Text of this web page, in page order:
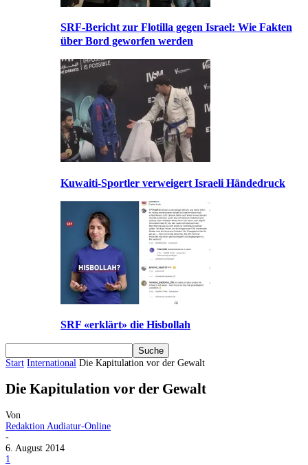
SRF-Bericht zur Flotilla gegen Israel: Wie Fakten
über Bord geworfen werden
Kuwaiti-Sportler verweigert Israeli Händedruck
SRF «erklärt» die Hisbollah
Start International Die Kapitulation vor der Gewalt
Die Kapitulation vor der Gewalt
Von
Redaktion Audiatur-Online
-
6. August 2014
1